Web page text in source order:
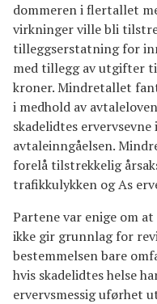
dommeren i flertallet
virkninger ville bli
tilleggserstatning for
med tillegg av utgifter
kroner. Mindretallet
i medhold av
skadelidtes
avtaleinngåelsen.
forelå tilstrekkelig
trafikkulykken og As
Partene var enige om
ikke gir grunnlag for
bestemmelsen bare
hvis skadelidtes helse
ervervsmessig uførhet